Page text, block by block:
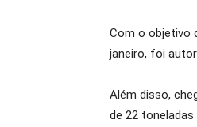
Com o objetivo
janeiro, foi
Além disso,
de 22